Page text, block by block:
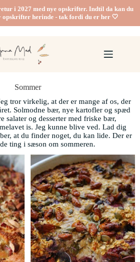
i 2027 med nye opskrifter. Indtil da kan du
opskrifter herinde - tak fordi du er her 🤍
Sommer
tror virkelig, at der er mange af os, der
Solmodne bær, nye kartofler og spæd
salater og desserter med friske bær,
is. Jeg kunne blive ved. Lad dig
at du finder noget, du kan lide. Der er
ting i sæson om sommeren.